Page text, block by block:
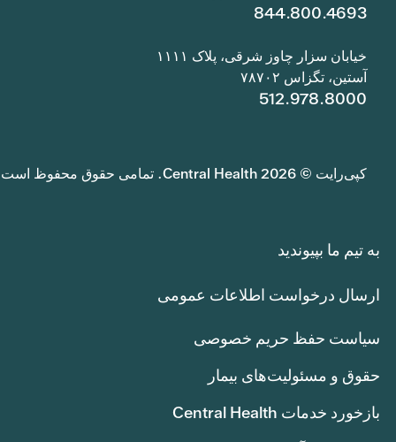
844.800.4693
خیابان سزار چاوز شرقی، پلاک ۱۱۱۱
آستین، تگزاس ۷۸۷۰۲
512.978.8000
کپی‌رایت © 2026 Central Health. تمامی حقوق محفوظ است.
به تیم ما بپیوندید
ارسال درخواست اطلاعات عمومی
سیاست حفظ حریم خصوصی
حقوق و مسئولیت‌های بیمار
بازخورد خدمات Central Health